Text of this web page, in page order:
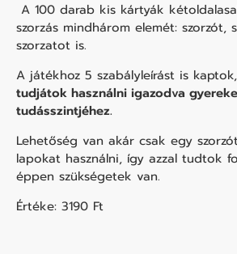
A 100 darab kis kártyák
szorzás mindhárom elemét: szorzót,
szorzatot is.
A játékhoz 5 szabályleírást is
tudjátok használni igazodva
tudásszintjéhez.
Lehetőség van akár csak egy
lapokat használni, így azzal tudtok
éppen szükségetek van.
Értéke: 3190 Ft